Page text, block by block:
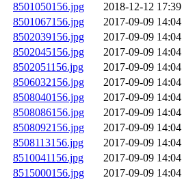
8501050156.jpg
2018-12-12 17:39
8501067156.jpg
2017-09-09 14:04
8502039156.jpg
2017-09-09 14:04
8502045156.jpg
2017-09-09 14:04
8502051156.jpg
2017-09-09 14:04
8506032156.jpg
2017-09-09 14:04
8508040156.jpg
2017-09-09 14:04
8508086156.jpg
2017-09-09 14:04
8508092156.jpg
2017-09-09 14:04
8508113156.jpg
2017-09-09 14:04
8510041156.jpg
2017-09-09 14:04
8515000156.jpg
2017-09-09 14:04